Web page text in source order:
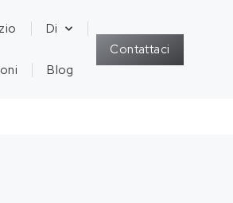
Di
Blog
Contattaci